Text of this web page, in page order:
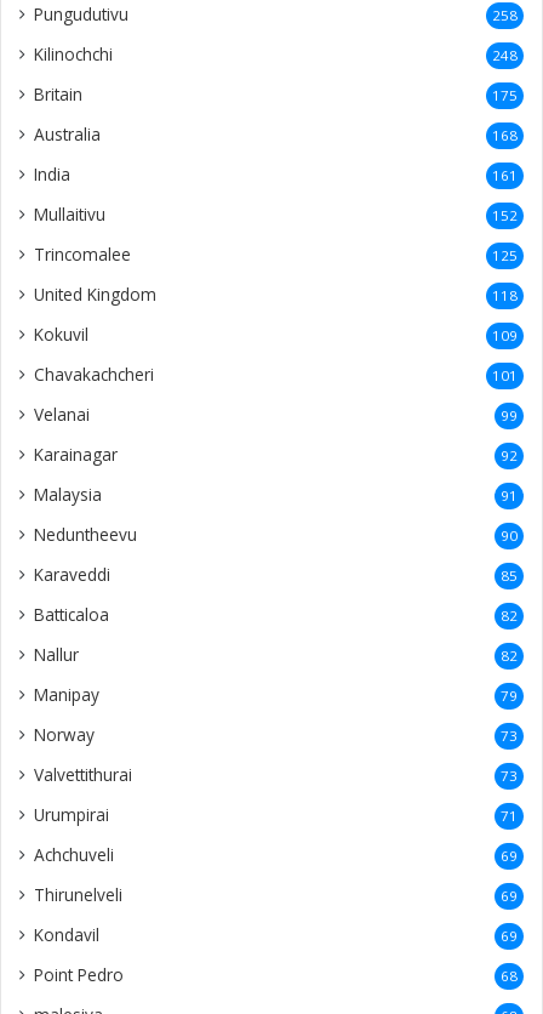
Pungudutivu 258
Kilinochchi 248
Britain 175
Australia 168
India 161
Mullaitivu 152
Trincomalee 125
United Kingdom 118
Kokuvil 109
Chavakachcheri 101
Velanai 99
Karainagar 92
Malaysia 91
Neduntheevu 90
Karaveddi 85
Batticaloa 82
Nallur 82
Manipay 79
Norway 73
Valvettithurai 73
Urumpirai 71
Achchuveli 69
Thirunelveli 69
Kondavil 69
Point Pedro 68